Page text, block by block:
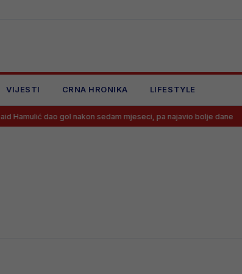
VIJESTI CRNA HRONIKA LIFESTYLE
Hamulić dao gol nakon sedam mjeseci, pa najavio bolje dane